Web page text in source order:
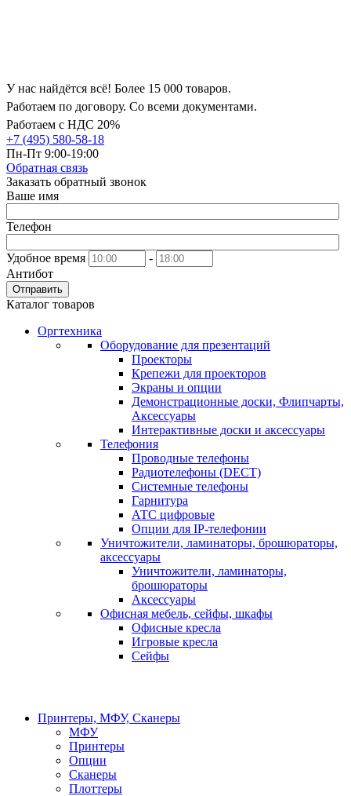
У нас найдётся всё! Более 15 000 товаров.
Работаем по договору. Со всеми документами.
Работаем с НДС 20%
+7 (495) 580-58-18
Пн-Пт 9:00-19:00
Обратная связь
Заказать обратный звонок
Ваше имя
Телефон
Удобное время
-
Антибот
Отправить
Каталог товаров
Оргтехника
Оборудование для презентаций
Проекторы
Крепежи для проекторов
Экраны и опции
Демонстрационные доски, Флипчарты,
Аксессуары
Интерактивные доски и аксессуары
Телефония
Проводные телефоны
Радиотелефоны (DECT)
Системные телефоны
Гарнитура
АТС цифровые
Опции для IP-телефонии
Уничтожители, ламинаторы, брошюраторы,
аксессуары
Уничтожители, ламинаторы,
брошюраторы
Аксессуары
Офисная мебель, сейфы, шкафы
Офисные кресла
Игровые кресла
Сейфы
Принтеры, МФУ, Сканеры
МФУ
Принтеры
Опции
Сканеры
Плоттеры